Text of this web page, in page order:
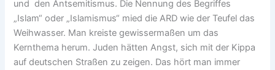
und den Antsemitismus. Die Nennung des Begriffes
„Islam“ oder „Islamismus“ mied die ARD wie der Teufel das
Weihwasser. Man kreiste gewissermaßen um das
Kernthema herum. Juden hätten Angst, sich mit der Kippa
auf deutschen Straßen zu zeigen. Das hört man immer